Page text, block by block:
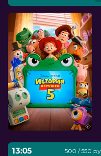
13:05 500 / 550